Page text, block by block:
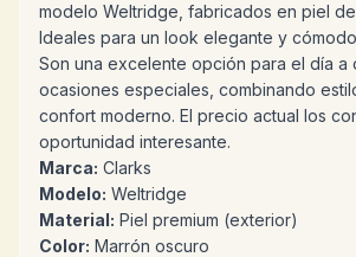
modelo Weltridge, fabricados en piel
Ideales para un look elegante y
Son una excelente opción para el día a
ocasiones especiales, combinando
confort moderno. El precio actual los
oportunidad interesante.
Marca: Clarks
Modelo: Weltridge
Material: Piel premium (exterior)
Color: Marrón oscuro